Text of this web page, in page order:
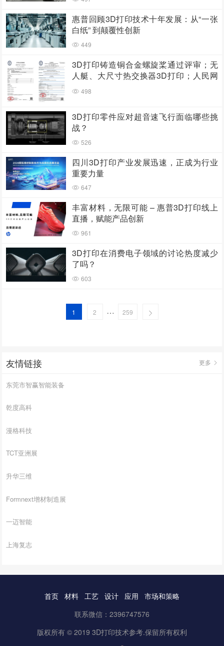
惠普回顾3D打印技术十年发展：从“一张
白纸” 到颠覆性创新
449
3D打印铸造铜合金螺旋桨通过评审；无
人艇、大尺寸热交换器3D打印；人民网
报道两家3D打印企业
498
3D打印零件应对超音速飞行面临哪些挑
战？
526
四川3D打印产业发展迅速，正成为行业
重要力量
647
丰富材料，无限可能 – 惠普3D打印线上
直播，赋能产品创新
961
3D打印在消费电子领域的讨论热度减少
了吗？
603
1 2 … 259
友情链接 更多
东莞市智赢智能装备
乾度高科
漫格科技
TCT亚洲展
升华三维
Formnext增材制造展
一迈智能
上海复志
首页 材料 工艺 设计 应用
市场和策略
联系微信：2396747576
版权所有 © 2019 3D打印技术参考.保留所有权利